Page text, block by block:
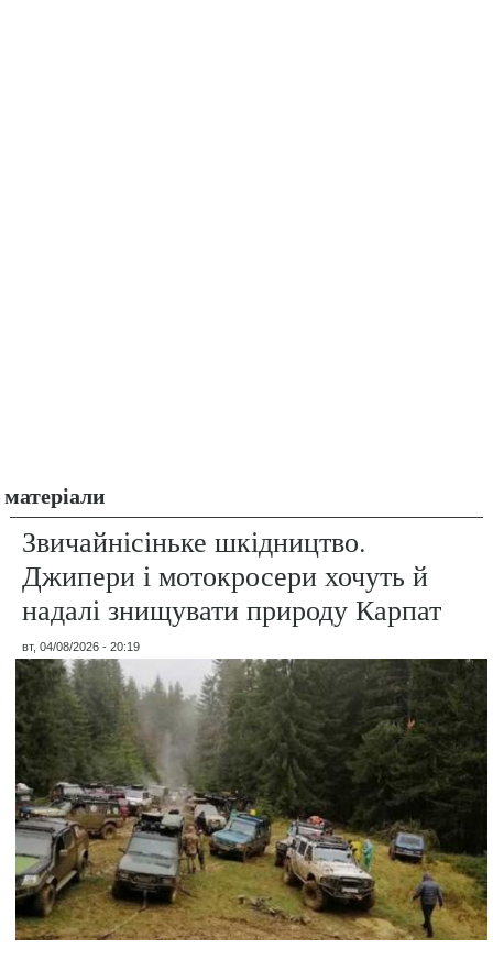
матеріали
Звичайнісіньке шкідництво.
Джипери і мотокросери хочуть й
надалі знищувати природу Карпат
вт, 04/08/2026 - 20:19